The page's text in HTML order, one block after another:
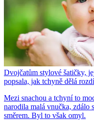
Dvojčatům stylové šatičky,
popsala, jak tchyně dělá
Mezi snachou a tchyní to
narodila malá vnučka, zdálo
směrem. Byl to však omyl.